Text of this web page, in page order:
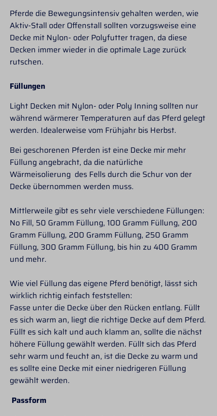
Pferde die Bewegungsintensiv gehalten werden, wie
Aktiv-Stall oder Offenstall sollten vorzugsweise eine
Decke mit Nylon- oder Polyfutter tragen, da diese
Decken immer wieder in die optimale Lage zurück
rutschen.
Füllungen
Light Decken mit Nylon- oder Poly Inning sollten nur
während wärmerer Temperaturen auf das Pferd gelegt
werden. Idealerweise vom Frühjahr bis Herbst.
Bei geschorenen Pferden ist eine Decke mir mehr
Füllung angebracht, da die natürliche
Wärmeisolierung des Fells durch die Schur von der
Decke übernommen werden muss.
Mittlerweile gibt es sehr viele verschiedene Füllungen:
No Fill, 50 Gramm Füllung, 100 Gramm Füllung, 200
Gramm Füllung, 200 Gramm Füllung, 250 Gramm
Füllung, 300 Gramm Füllung, bis hin zu 400 Gramm
und mehr.
Wie viel Füllung das eigene Pferd benötigt, lässt sich
wirklich richtig einfach feststellen:
Fasse unter die Decke über den Rücken entlang. Füllt
es sich warm an, liegt die richtige Decke auf dem Pferd.
Füllt es sich kalt und auch klamm an, sollte die nächst
höhere Füllung gewählt werden. Füllt sich das Pferd
sehr warm und feucht an, ist die Decke zu warm und
es sollte eine Decke mit einer niedrigeren Füllung
gewählt werden.
Passform